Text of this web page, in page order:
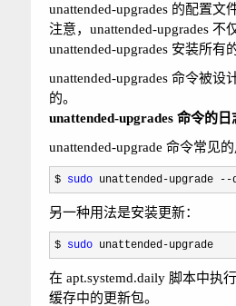
unattended-upgrades 的配置文
注意，unattended-upgrades
unattended-upgrades 安装所有
unattended-upgrades 命令被
的。
unattended-upgrades 命令的
unattended-upgrade 命令常见
$ sudo unattended-upgrade --
另一种用法是安装更新：
$ sudo unattended-upgrade
在 apt.systemd.daily 脚本中执
缓存中的更新包。